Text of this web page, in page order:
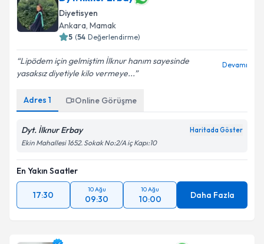
Diyetisyen
Ankara, Mamak
5 (54 Değerlendirme)
Lipödem için gelmiştim İlknur hanım sayesinde
yasaksız diyetiyle kilo vermeye...
Devamı
Adres 1 Online Görüşme
Dyt. İlknur Erbay Haritada Göster
Ekin Mahallesi 1652. Sokak No:2/A iç Kapı:10
En Yakın Saatler
17:30
10 Ağu
09:30
10 Ağu
10:00 Daha Fazla